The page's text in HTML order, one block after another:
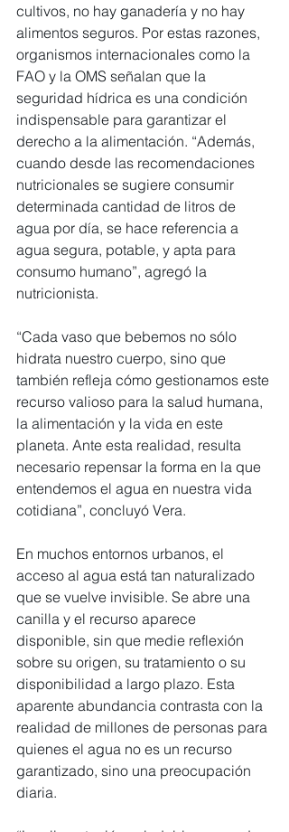
cultivos, no hay ganadería y no hay
alimentos seguros. Por estas razones,
organismos internacionales como la
FAO y la OMS señalan que la
seguridad hídrica es una condición
indispensable para garantizar el
derecho a la alimentación. “Además,
cuando desde las recomendaciones
nutricionales se sugiere consumir
determinada cantidad de litros de
agua por día, se hace referencia a
agua segura, potable, y apta para
consumo humano”, agregó la
nutricionista.
“Cada vaso que bebemos no sólo
hidrata nuestro cuerpo, sino que
también refleja cómo gestionamos este
recurso valioso para la salud humana,
la alimentación y la vida en este
planeta. Ante esta realidad, resulta
necesario repensar la forma en la que
entendemos el agua en nuestra vida
cotidiana”, concluyó Vera.
En muchos entornos urbanos, el
acceso al agua está tan naturalizado
que se vuelve invisible. Se abre una
canilla y el recurso aparece
disponible, sin que medie reflexión
sobre su origen, su tratamiento o su
disponibilidad a largo plazo. Esta
aparente abundancia contrasta con la
realidad de millones de personas para
quienes el agua no es un recurso
garantizado, sino una preocupación
diaria.